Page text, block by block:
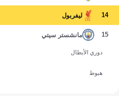
14 ليفربول
15 مانشستر سيتي
دوري الأبطال
هبوط